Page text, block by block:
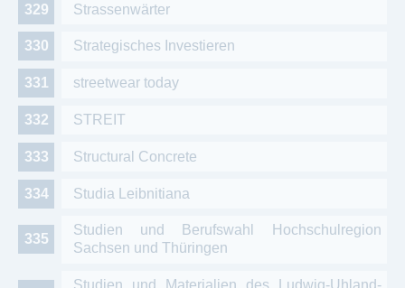
Strassenwärter
Strategisches Investieren
streetwear today
STREIT
Structural Concrete
Studia Leibnitiana
Studien und Berufswahl Hochschulregion
Sachsen und Thüringen